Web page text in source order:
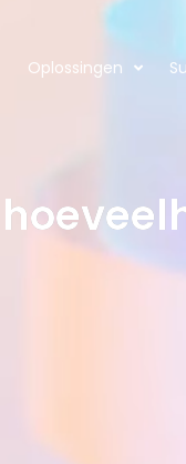
Oplossingen